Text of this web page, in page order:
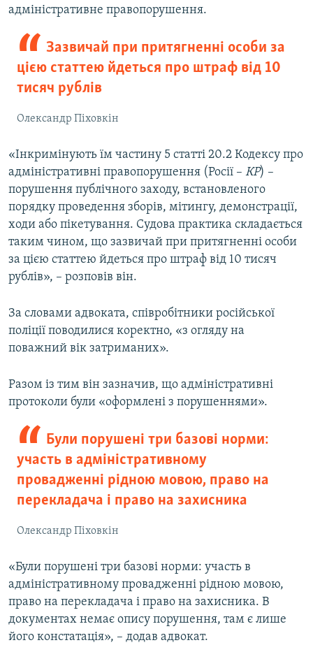
адміністративне правопорушення.
Зазвичай при притягненні особи за
цією статтею йдеться про штраф від 10
тисяч рублів
Олександр Піховкін
«Інкримінують їм частину 5 статті 20.2 Кодексу про
адміністративні правопорушення (Росії – КР) –
порушення публічного заходу, встановленого
порядку проведення зборів, мітингу, демонстрації,
ходи або пікетування. Судова практика складається
таким чином, що зазвичай при притягненні особи
за цією статтею йдеться про штраф від 10 тисяч
рублів», – розповів він.
За словами адвоката, співробітники російської
поліції поводилися коректно, «з огляду на
поважний вік затриманих».
Разом із тим він зазначив, що адміністративні
протоколи були «оформлені з порушеннями».
Були порушені три базові норми:
участь в адміністративному
провадженні рідною мовою, право на
перекладача і право на захисника
Олександр Піховкін
«Були порушені три базові норми: участь в
адміністративному провадженні рідною мовою,
право на перекладача і право на захисника. В
документах немає опису порушення, там є лише
його констатація», – додав адвокат.